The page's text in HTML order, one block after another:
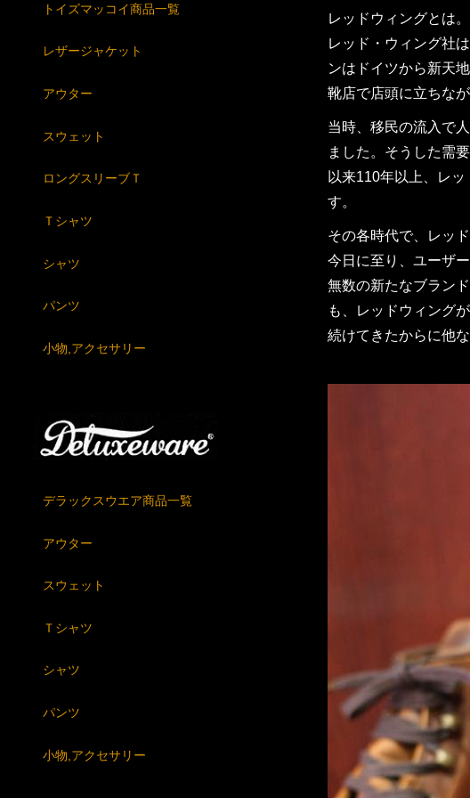
レッドウィングとは。
レッド・ウィング社
ンはドイツから新天
靴店で店頭に立ちな
当時、移民の流入で
ました。そうした需
以来110年以上、レ
す。
その各時代で、レッ
今日に至り、ユーザ
無数の新たなブラン
も、レッドウィング
続けてきたからに他な
トイズマッコイ商品一覧
レザージャケット
アウター
スウェット
ロングスリーブＴ
Ｔシャツ
シャツ
パンツ
小物,アクセサリー
デラックスウエア商品一覧
アウター
スウェット
Ｔシャツ
シャツ
パンツ
小物,アクセサリー